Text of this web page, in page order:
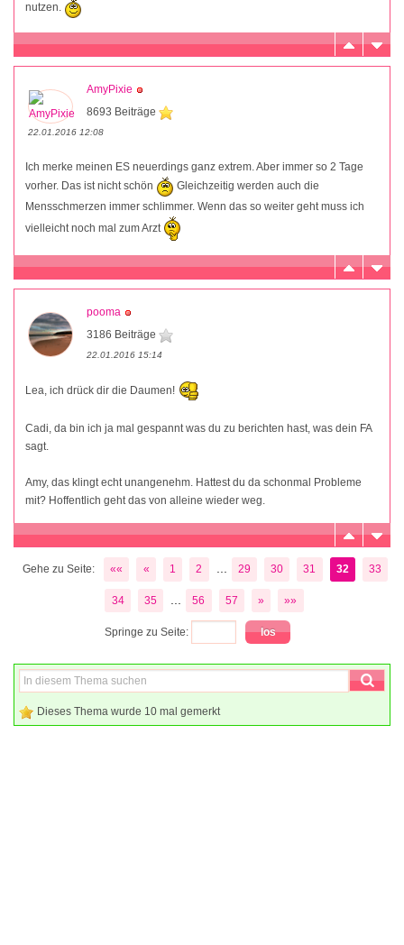
nutzen.
AmyPixie
8693 Beiträge
22.01.2016 12:08
Ich merke meinen ES neuerdings ganz extrem. Aber immer so 2 Tage
vorher. Das ist nicht schön
Gleichzeitig werden auch die
Mensschmerzen immer schlimmer. Wenn das so weiter geht muss ich
vielleicht noch mal zum Arzt
pooma
3186 Beiträge
22.01.2016 15:14
Lea, ich drück dir die Daumen!
Cadi, da bin ich ja mal gespannt was du zu berichten hast, was dein FA
sagt.
Amy, das klingt echt unangenehm. Hattest du da schonmal Probleme
mit? Hoffentlich geht das von alleine wieder weg.
Gehe zu Seite: «« « 1 2 29 30 31 32 33
34 35 56 57 » »»
Springe zu Seite:
Dieses Thema wurde 10 mal gemerkt